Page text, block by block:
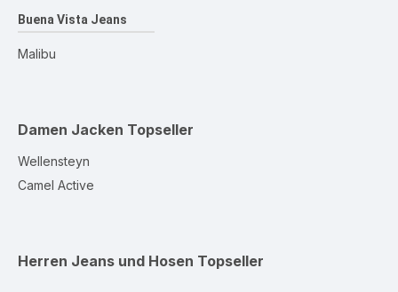
Buena Vista Jeans
Malibu
Damen Jacken Topseller
Wellensteyn
Camel Active
Herren Jeans und Hosen Topseller